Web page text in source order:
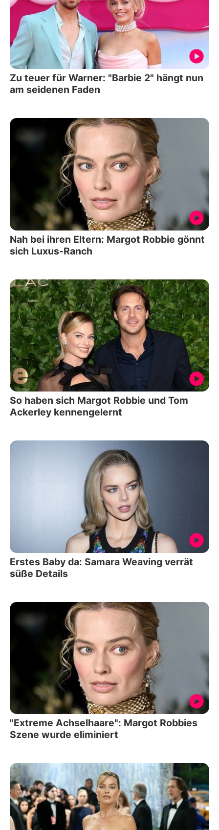
Zu teuer für Warner: "Barbie 2" hängt nun
am seidenen Faden
Nah bei ihren Eltern: Margot Robbie gönnt
sich Luxus-Ranch
So haben sich Margot Robbie und Tom
Ackerley kennengelernt
Erstes Baby da: Samara Weaving verrät
süße Details
"Extreme Achselhaare": Margot Robbies
Szene wurde eliminiert